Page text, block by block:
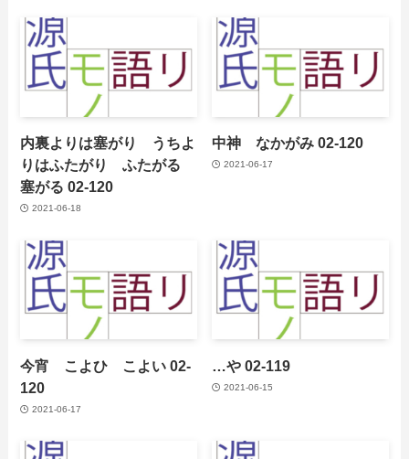
内裏よりは塞がり うちよ
りはふたがり ふたがる
塞がる 02-120
2021-06-18
中神 なかがみ 02-120
2021-06-17
今宵 こよひ こよい 02-
120
2021-06-17
…や 02-119
2021-06-15